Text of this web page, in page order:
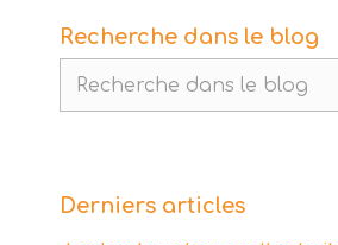
Recherche dans le blog
Derniers articles